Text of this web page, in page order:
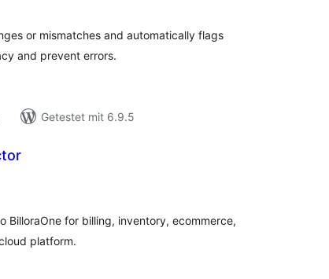
or mismatches and automatically flags
and prevent errors.
Getestet mit 6.9.5
BilloraOne for billing, inventory, ecommerce,
platform.